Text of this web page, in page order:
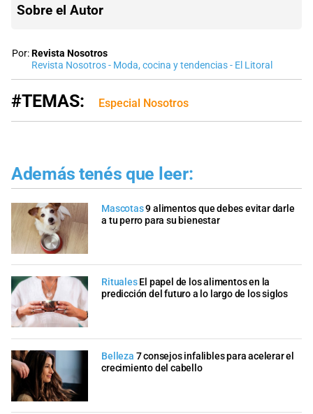
Sobre el Autor
Por:Revista Nosotros
Revista Nosotros - Moda, cocina y tendencias - El Litoral
#TEMAS: Especial Nosotros
Además tenés que leer:
Mascotas9 alimentos que debes evitar darle
a tu perro para su bienestar
RitualesEl papel de los alimentos en la
predicción del futuro a lo largo de los siglos
Belleza 7 consejos infalibles para acelerar el
crecimiento del cabello